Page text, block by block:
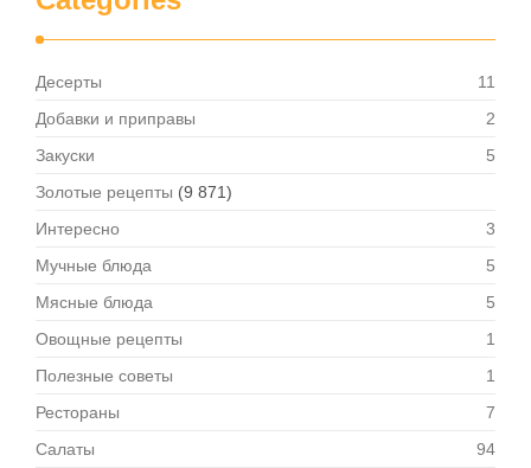
Десерты
11
Добавки и приправы
2
Закуски
5
Золотые рецепты (9 871)
Интересно
3
Мучные блюда
5
Мясные блюда
5
Овощные рецепты
1
Полезные советы
1
Рестораны
7
Салаты
94